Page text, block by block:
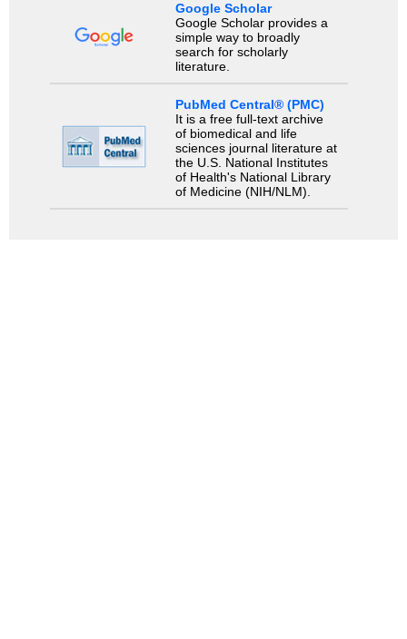
Google Scholar
Google Scholar provides a
simple way to broadly
search for scholarly
literature.
PubMed Central® (PMC)
It is a free full-text archive
of biomedical and life
sciences journal literature at
the U.S. National Institutes
of Health's National Library
of Medicine (NIH/NLM).